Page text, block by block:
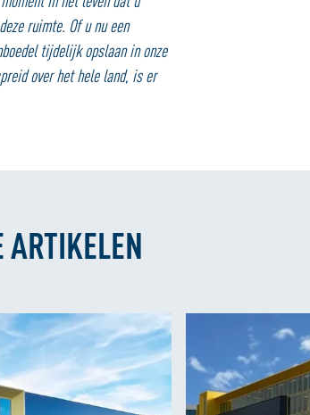
ruimte. Of u nu een
tijdelijk opslaan in onze
over het hele land, is er
ARTIKELEN